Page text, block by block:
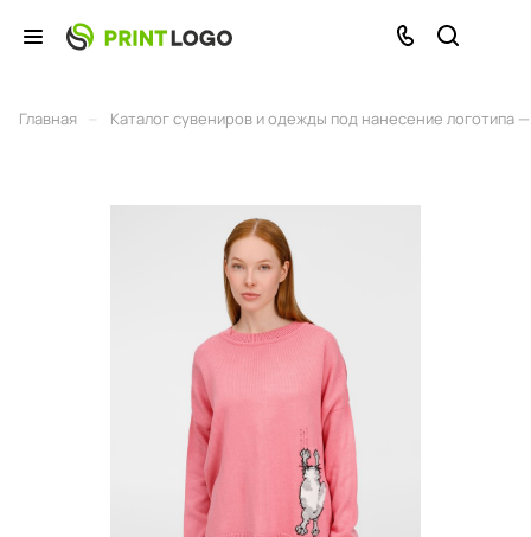
Главная Каталог сувениров и одежды под нанесение логотипа